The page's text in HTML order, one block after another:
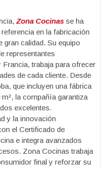
Zona Cocinas se ha
en la fabricación
gran calidad. Su equipo
representantes
trabaja para ofrecer
de cada cliente. Desde
que incluyen una fábrica
la compañía garantiza
excelentes.
y la innovación
el Certificado de
e integra avanzados
Zona Cocinas trabaja
final y reforzar su